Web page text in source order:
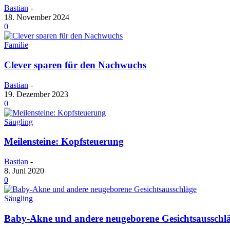
Bastian -
18. November 2024
0
Familie
Clever sparen für den Nachwuchs
Bastian -
19. Dezember 2023
0
Säugling
Meilensteine: Kopfsteuerung
Bastian -
8. Juni 2020
0
Säugling
Baby-Akne und andere neugeborene